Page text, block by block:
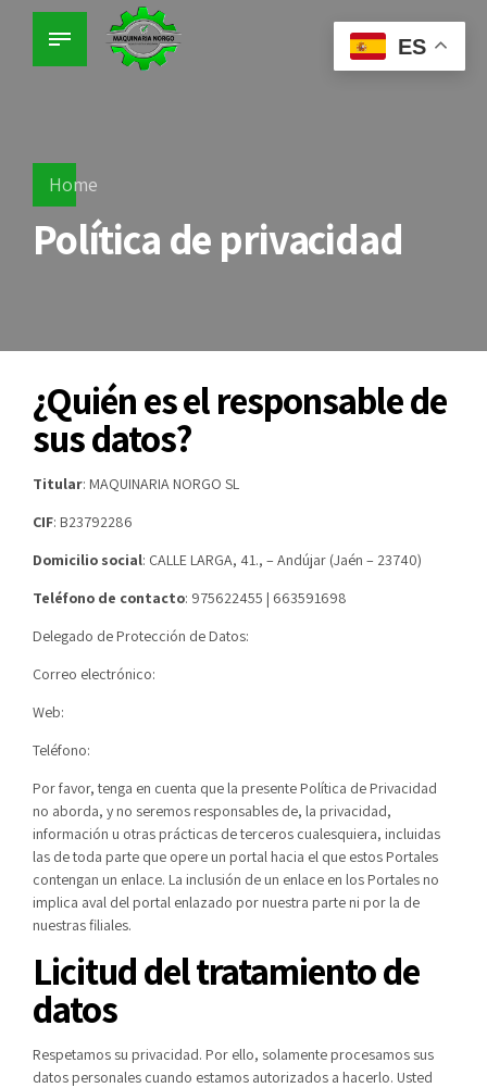
Home
Política de privacidad
¿Quién es el responsable de
sus datos?
Titular: MAQUINARIA NORGO SL
CIF: B23792286
Domicilio social: CALLE LARGA, 41., – Andújar (Jaén – 23740)
Teléfono de contacto: 975622455 | 663591698
Delegado de Protección de Datos:
Correo electrónico:
Web:
Teléfono:
Por favor, tenga en cuenta que la presente Política de Privacidad
no aborda, y no seremos responsables de, la privacidad,
información u otras prácticas de terceros cualesquiera, incluidas
las de toda parte que opere un portal hacia el que estos Portales
contengan un enlace. La inclusión de un enlace en los Portales no
implica aval del portal enlazado por nuestra parte ni por la de
nuestras filiales.
Licitud del tratamiento de
datos
Respetamos su privacidad. Por ello, solamente procesamos sus
datos personales cuando estamos autorizados a hacerlo. Usted
ES